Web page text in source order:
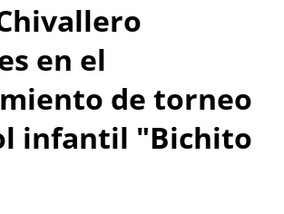
en el
de torneo
infantil "Bichito